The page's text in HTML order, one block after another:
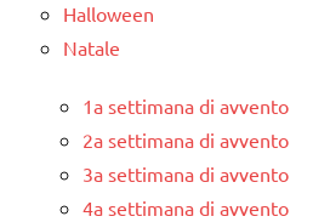
Halloween
Natale
1a settimana di avvento
2a settimana di avvento
3a settimana di avvento
4a settimana di avvento